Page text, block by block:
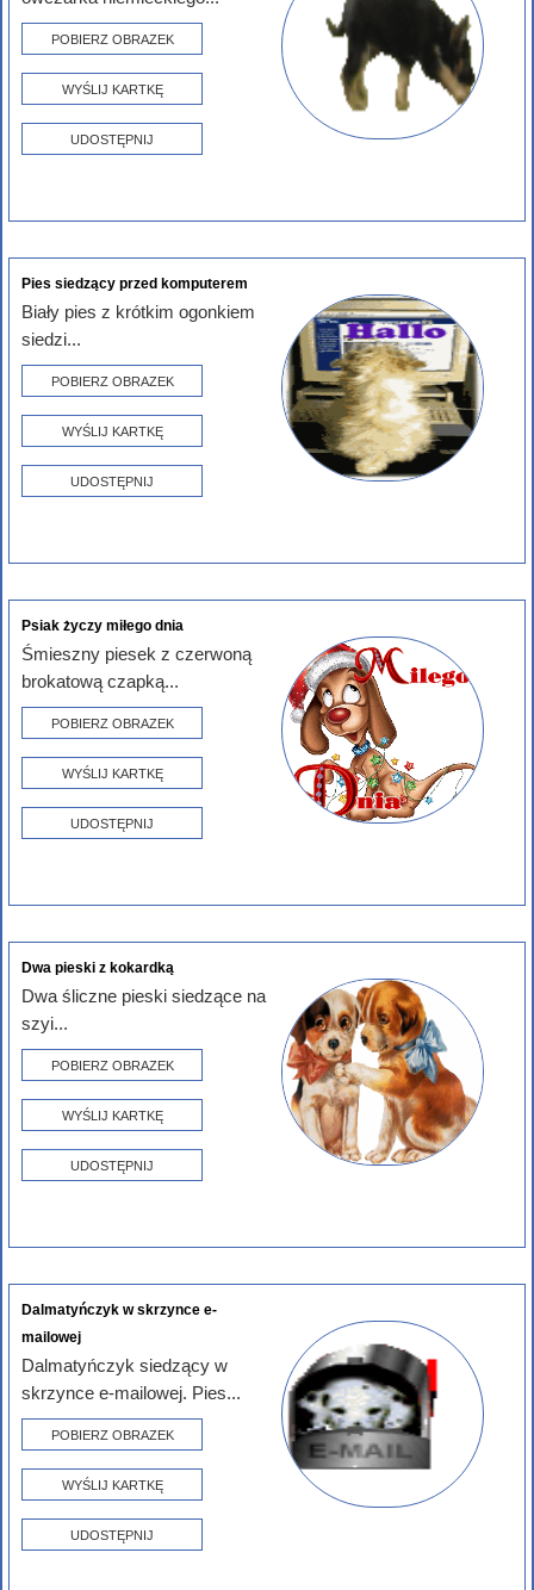
POBIERZ OBRAZEK
WYŚLIJ KARTKĘ
UDOSTĘPNIJ
Pies siedzący przed komputerem
Biały pies z krótkim ogonkiem
siedzi...
POBIERZ OBRAZEK
WYŚLIJ KARTKĘ
UDOSTĘPNIJ
Psiak życzy miłego dnia
Śmieszny piesek z czerwoną
brokatową czapką...
POBIERZ OBRAZEK
WYŚLIJ KARTKĘ
UDOSTĘPNIJ
Dwa pieski z kokardką
Dwa śliczne pieski siedzące na
szyi...
POBIERZ OBRAZEK
WYŚLIJ KARTKĘ
UDOSTĘPNIJ
Dalmatyńczyk w skrzynce e-
mailowej
Dalmatyńczyk siedzący w
skrzynce e-mailowej. Pies...
POBIERZ OBRAZEK
WYŚLIJ KARTKĘ
UDOSTĘPNIJ